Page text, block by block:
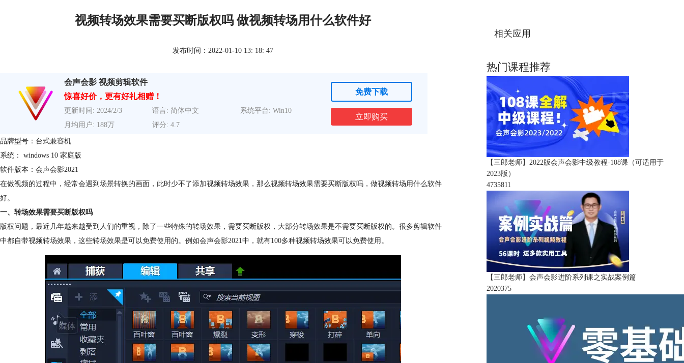
视频转场效果需要买断版权吗 做视频转场用什么软件好
发布时间：2022-01-10 13: 18: 47
会声会影 视频剪辑软件
惊喜好价，更有好礼相赠！
更新时间: 2024/2/3 语言: 简体中文
系统平台: Win10
月均用户: 188万
评分: 4.7
免费下载
立即购买
品牌型号：台式兼容机
系统： windows 10 家庭版
软件版本：会声会影2021
在做视频的过程中，经常会遇到场景转换的画面，此时少不了添加视频转场效果，那么视频转场效果需要买断版权吗，做视频转场用什么软件
好。
一、转场效果需要买断版权吗
版权问题，最近几年越来越受到人们的重视，除了一些特殊的转场效果，需要买断版权，大部分转场效果是不需要买断版权的。很多剪辑软件
中都自带视频转场效果，这些转场效果是可以免费使用的。例如会声会影2021中，就有100多种视频转场效果可以免费使用。
相关应用
热门课程推荐
【三郎老师】2022版会声会影中级教程-108课（可适用于
2023版）
4735811
【三郎老师】会声会影进阶系列课之实战案例篇
2020375